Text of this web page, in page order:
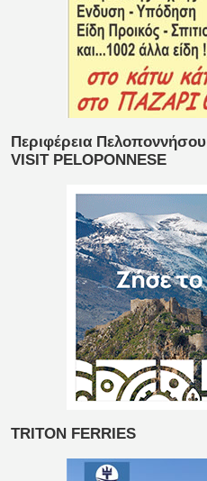
Περιφέρεια Πελοποννήσου
VISIT PELOPONNESE
TRITON FERRIES